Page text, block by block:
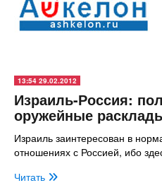
13:54 29.02.2012
Израиль-Россия:
оружейные
Израиль заинтересован в
отношениях с Россией, ибо
Читать